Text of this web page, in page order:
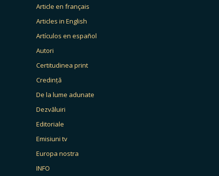
Article en français
Articles in English
Artículos en español
Autori
Certitudinea print
Credință
De la lume adunate
Dezvăluiri
Editoriale
Emisiuni tv
Europa nostra
INFO